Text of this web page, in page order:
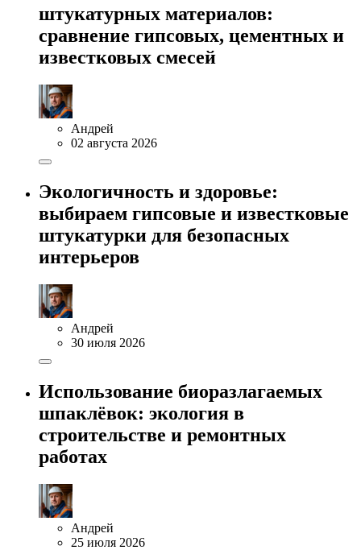
штукатурных материалов:
сравнение гипсовых, цементных и
известковых смесей
Андрей
02 августа 2026
Экологичность и здоровье:
выбираем гипсовые и известковые
штукатурки для безопасных
интерьеров
Андрей
30 июля 2026
Использование биоразлагаемых
шпаклёвок: экология в
строительстве и ремонтных
работах
Андрей
25 июля 2026